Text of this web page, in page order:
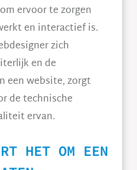
ervoor te zorgen
en interactief is.
zich
en de
een website, zorgt
de technische
ervan.
HET OM EEN